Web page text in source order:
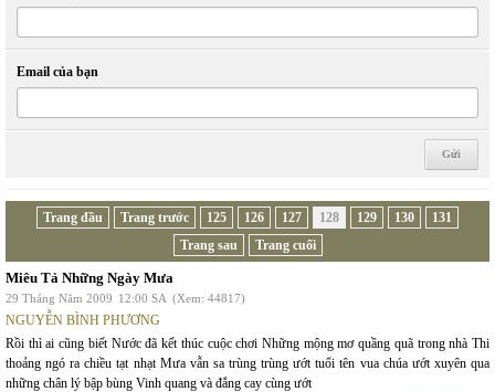
Email của bạn
Trang đầu Trang trước 125 126 127 128 129 130
131
Trang sau
Trang cuối
Miêu Tả Những Ngày Mưa
29 Tháng Năm 2009 12:00 SA (Xem: 44817)
NGUYỄN BÌNH PHƯƠNG
Rồi thì ai cũng biết Nước đã kết thúc cuộc chơi Những mộng mơ quầng quã trong nhà Thi
thoảng ngó ra chiều tạt nhạt Mưa vẫn sa trùng trùng ướt tuổi tên vua chúa ướt xuyên qua
những chân lý bập bùng Vinh quang và đắng cay cùng ướt